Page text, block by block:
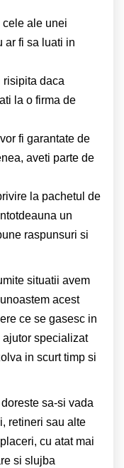
ale unei
ar fi sa luati in
risipita daca
la o firma de
fi garantate de
aveti parte de
la pachetul de
un
raspunsuri si
situatii avem
acest
ce se gasesc in
specializat
in scurt timp si
sa-si vada
retineri sau alte
cu atat mai
si slujba